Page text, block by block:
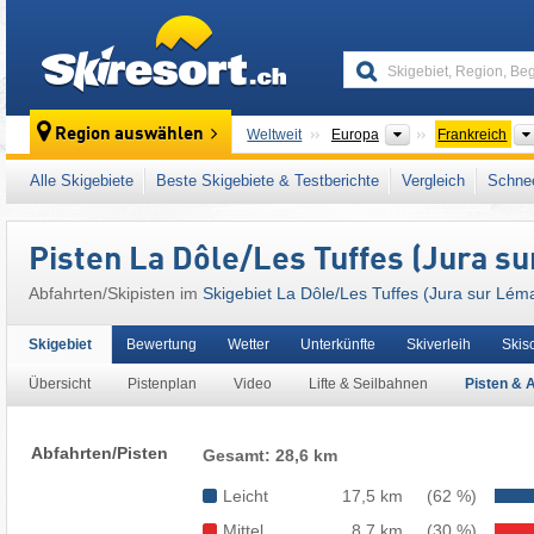
Region auswählen Weltweit Europa Kontinente
Frankreich
Weltweit Europa Kontinente
Schweiz
Alle Skigebiete Beste Skigebiete & Testberichte Vergleich
Pisten La Dôle/​Les Tuffes (Jura
Abfahrten/Skipisten im Skigebiet La Dôle/​Les Tuffes (Jura sur
Skigebiet
Übersicht Pistenplan Video Lifte & Seilbahnen Pisten &
Bewertung Wetter Unterkünfte Skiverleih
Abfahrten/Pisten Gesamt: 28,6 km
Leicht 17,5 km
(62 %)